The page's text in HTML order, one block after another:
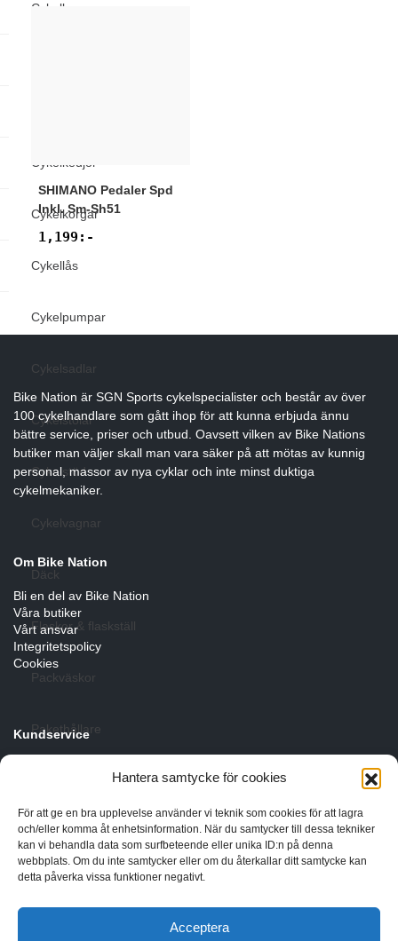
Hantera samtycke för cookies
För att ge en bra upplevelse använder vi teknik som cookies för att lagra
och/eller komma åt enhetsinformation. När du samtycker till dessa tekniker
kan vi behandla data som surfbeteende eller unika ID:n på denna
webbplats. Om du inte samtycker eller om du återkallar ditt samtycke kan
detta påverka vissa funktioner negativt.
Acceptera
Cykelbromsar
Cykelkedjor
Cykelkorgar
Cykellås
Cykelpumpar
Cykelsadlar
Cykelstolar
Cykelstöd
Cykelvagnar
Däck
Flaskor & flaskställ
Packväskor
Pakethållare
Pedaler & klossar
Ringklockor
Slang
SHIMANO Pedaler Spd
Inkl. Sm-Sh51
1,199 :-
Bike Nation är SGN Sports cykelspecialister och består av över
100 cykelhandlare som gått ihop för att kunna erbjuda ännu
bättre service, priser och utbud. Oavsett vilken av Bike Nations
butiker man väljer skall man vara säker på att mötas av kunnig
personal, massor av nya cyklar och inte minst duktiga
cykelmekaniker.
Om Bike Nation
Bli en del av Bike Nation
Våra butiker
Vårt ansvar
Integritetspolicy
Cookies
Kundservice